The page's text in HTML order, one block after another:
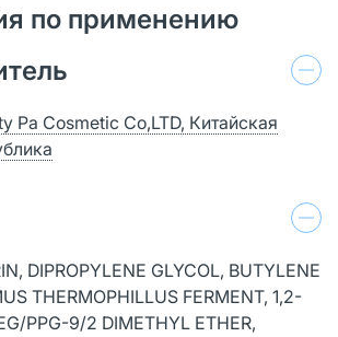
по применению
Pa Cosmetic Co,LTD, Китайская
DIPROPYLENE GLYCOL, BUTYLENE
THERMOPHILLUS FERMENT, 1,2-
PPG-9/2 DIMETHYL ETHER,